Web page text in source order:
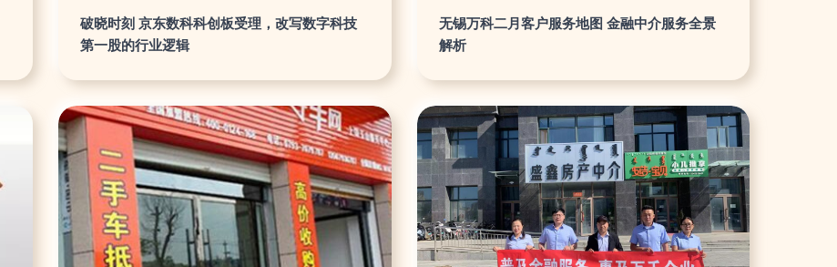
破晓时刻 京东数科科创板受理，改写数字科技
第一股的行业逻辑
无锡万科二月客户服务地图 金融中介服务全景
解析